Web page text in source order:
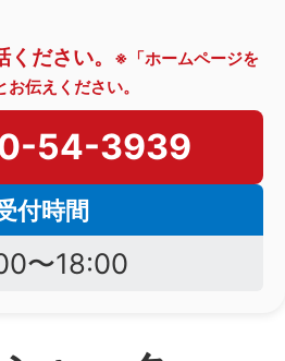
ださい。
※「ホームページを
お伝えください。
54-3939
付時間
〜18:00